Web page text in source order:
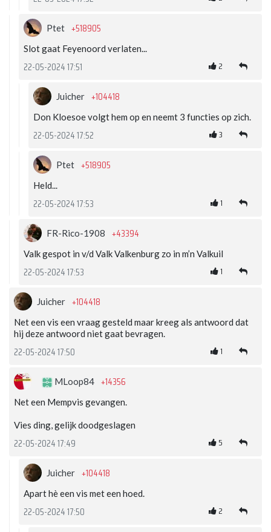
Ptet +518905
Slot gaat Feyenoord verlaten...
22-05-2024 17:51 2
Juicher +104418
Don Kloesoe volgt hem op en neemt 3 functies op zich.
22-05-2024 17:52 3
Ptet +518905
Held...
22-05-2024 17:53 1
FR-Rico-1908 +43394
Valk gespot in v/d Valk Valkenburg zo in m’n Valkuil
22-05-2024 17:53 1
Juicher +104418
Net een vis een vraag gesteld maar kreeg als antwoord dat
hij deze antwoord niet gaat bevragen.
22-05-2024 17:50 1
MLoop84 +14356
Net een Mempvis gevangen.
Vies ding, gelijk doodgeslagen
22-05-2024 17:49 5
Juicher +104418
Apart hè een vis met een hoed.
22-05-2024 17:50 2